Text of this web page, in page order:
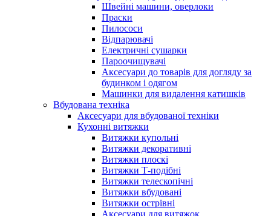
Швейні машини, оверлоки
Праски
Пилососи
Відпарювачі
Електричні сушарки
Пароочищувачі
Аксесуари до товарів для догляду за
будинком і одягом
Машинки для видалення катишків
Вбудована техніка
Аксесуари для вбудованої техніки
Кухонні витяжки
Витяжки купольні
Витяжки декоративні
Витяжки плоскі
Витяжки Т-подібні
Витяжки телескопічні
Витяжки вбудовані
Витяжки острівні
Аксесуари для витяжок